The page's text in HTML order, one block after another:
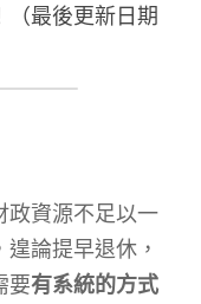
（最後更新日期
政資源不足以一
論提早退休，
要有系統的方式